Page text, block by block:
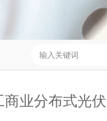
商业分布式光